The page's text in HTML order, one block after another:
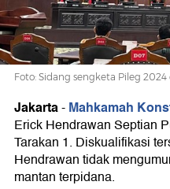
Eks
Napi
Foto: Sidang sengketa Pileg
Jakarta-Mahkamah
Erick Hendrawan Septian
Tarakan 1. Diskualifikasi
Hendrawan tidak
mantan terpidana.